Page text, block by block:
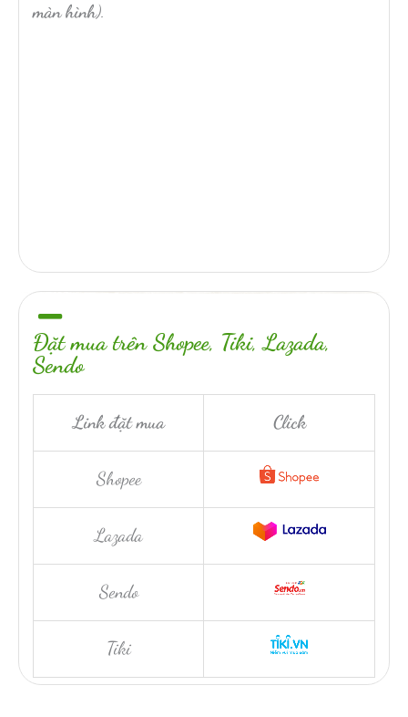
màn hình).
Đặt mua trên Shopee, Tiki, Lazada,
Sendo
Link đặt mua Click
Shopee
Lazada
Sendo
Tiki